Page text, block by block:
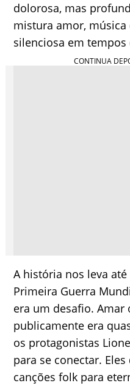
dolorosa, mas
mistura amor, música
silenciosa em tempos
A história nos leva até
Primeira Guerra
era um desafio.
publicamente era
os protagonistas
para se conectar.
canções folk para